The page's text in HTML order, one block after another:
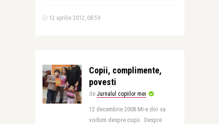
12 aprilie 2012, 08:59
Copii, complimente,
povesti
de Jurnalul copiilor mei
12 decembrie 2008 Mi-e dor sa
vorbim despre copii. Despre